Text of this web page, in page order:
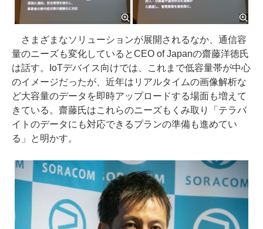
さまざまなソリューションが展開されるなか、通信容
量のニーズも変化しているとCEO of Japanの齋藤洋徳氏
は話す。IoTデバイス向けでは、これまで低容量帯が中心
のイメージだったが、近年はリアルタイムの画像解析な
ど大容量のデータを即時アップロードする場面も増えて
きている。齋藤氏はこれらのニーズもくみ取り「テラバ
イトのデータにも対応できるプランの準備も進めてい
る」と明かす。